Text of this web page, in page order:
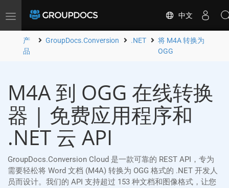
Toggle
中文
产
品
GroupDocs.Conversion .NET
将 M4A 转换为
OGG
M4A 到 OGG 在线转换
器 | 免费应用程序和
.NET 云 API
GroupDocs.Conversion Cloud 是一款可靠的 REST API，专为
需要轻松将 Word 文档 (M4A) 转换为 OGG 格式的 .NET 开发人
员而设计。我们的 API 支持超过 153 种文档和图像格式，让您